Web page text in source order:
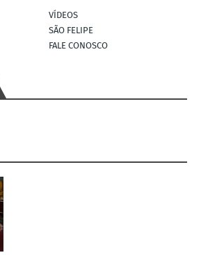
VÍDEOS
SÃO FELIPE
FALE CONOSCO